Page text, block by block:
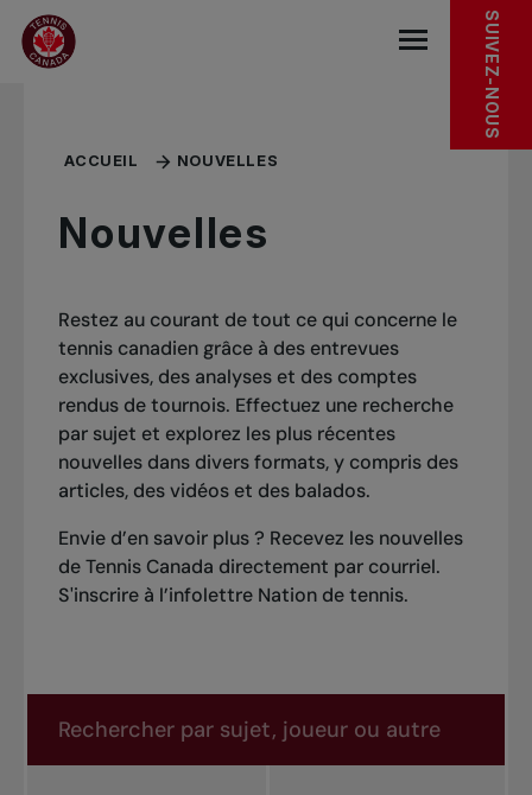
Sauter au menu principal
Sauter au contenu principal
Sauter au pied de page SUIVEZ-NOUS
ACCUEIL NOUVELLES
Nouvelles
Restez au courant de tout ce qui concerne le
tennis canadien grâce à des entrevues
exclusives, des analyses et des comptes
rendus de tournois. Effectuez une recherche
par sujet et explorez les plus récentes
nouvelles dans divers formats, y compris des
articles, des vidéos et des balados.
Envie d’en savoir plus ? Recevez les nouvelles
de Tennis Canada directement par courriel.
S'inscrire à l’infolettre Nation de tennis.
Rechercher par sujet, joueur ou autre